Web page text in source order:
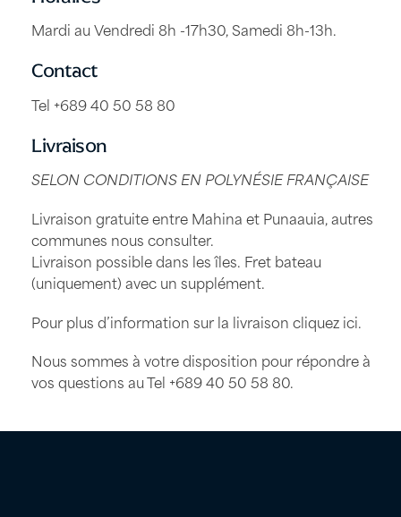
Mardi au Vendredi 8h -17h30, Samedi 8h-13h.
Contact
Tel +689 40 50 58 80
Livraison
SELON CONDITIONS EN POLYNÉSIE FRANÇAISE
Livraison gratuite entre Mahina et Punaauia, autres
communes nous consulter.
Livraison possible dans les îles. Fret bateau
(uniquement) avec un supplément.
Pour plus d’information sur la livraisoncliquez ici.
Nous sommes à votre disposition pour répondre à
vos questions au Tel +689 40 50 58 80.